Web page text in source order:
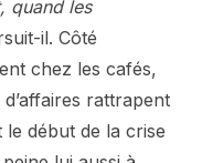
quand les
il. Côté
chez les cafés,
rattrapent
le début de la crise